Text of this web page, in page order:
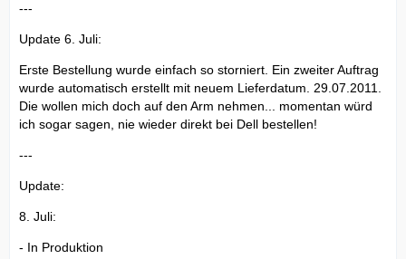
---
Update 6. Juli:
Erste Bestellung wurde einfach so storniert. Ein zweiter Auftrag
wurde automatisch erstellt mit neuem Lieferdatum. 29.07.2011.
Die wollen mich doch auf den Arm nehmen... momentan würd
ich sogar sagen, nie wieder direkt bei Dell bestellen!
---
Update:
8. Juli:
- In Produktion